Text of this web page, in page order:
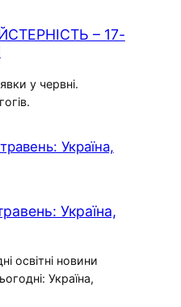
– 17-
у червні.
Україна,
освітні новини
Україна,